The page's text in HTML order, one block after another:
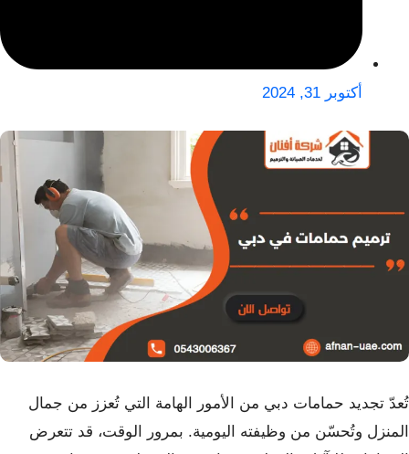
أكتوبر 31, 2024
تُعدّ تجديد حمامات دبي من الأمور الهامة التي تُعزز من جمال
المنزل وتُحسّن من وظيفته اليومية. بمرور الوقت، قد تتعرض